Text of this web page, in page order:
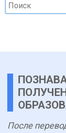
После